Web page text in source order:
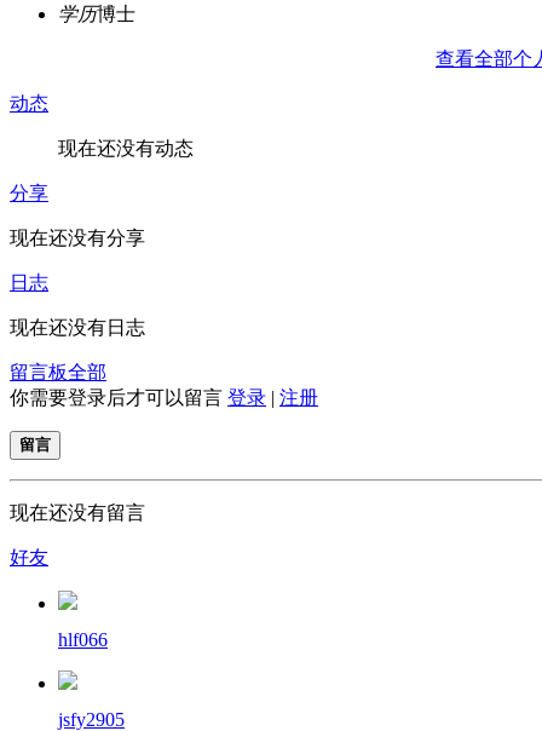
学历博士
查看全部个
动态
现在还没有动态
分享
现在还没有分享
日志
现在还没有日志
留言板全部
你需要登录后才可以留言 登录 | 注册
留言
现在还没有留言
好友
hlf066
jsfy2905